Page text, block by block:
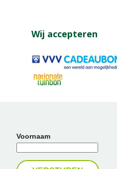
Wij accepteren
Voornaam